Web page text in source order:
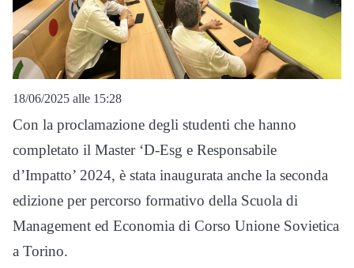
18/06/2025 alle 15:28
Con la proclamazione degli studenti che hanno
completato il Master ‘D-Esg e Responsabile
d’Impatto’ 2024, è stata inaugurata anche la seconda
edizione per percorso formativo della Scuola di
Management ed Economia di Corso Unione Sovietica
a Torino.